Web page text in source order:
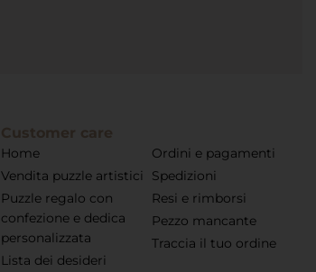
Customer care
Home
Vendita puzzle artistici
Puzzle regalo con
confezione e dedica
personalizzata
Lista dei desideri
Ordini e pagamenti
Spedizioni
Resi e rimborsi
Pezzo mancante
Traccia il tuo ordine